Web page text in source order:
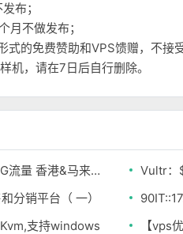
布；
月不做发布；
的免费赞助和VPS馈赠，不接
机，请在7日后自行删除。
INserv $4/月 未知架构 512M内存500G流量 香港&马来西亚便宜VPS
Vultr：
分销平台（ 一）
支持windows